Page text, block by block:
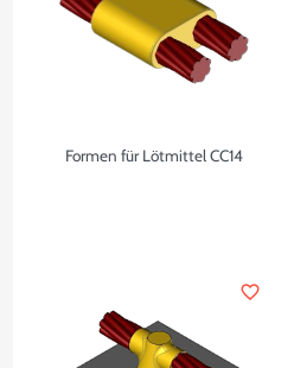
Formen für Lötmittel CC14
favorite_border